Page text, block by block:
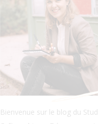
Bienvenue sur le blog du